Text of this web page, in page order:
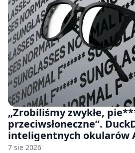
„Zrobiliśmy zwykłe,
przeciwsłoneczne”.
inteligentnych okularów
7 sie 2026